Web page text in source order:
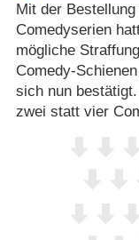
Mit der
Comedyserien
mögliche
Comedy-
sich nun
zwei statt vier